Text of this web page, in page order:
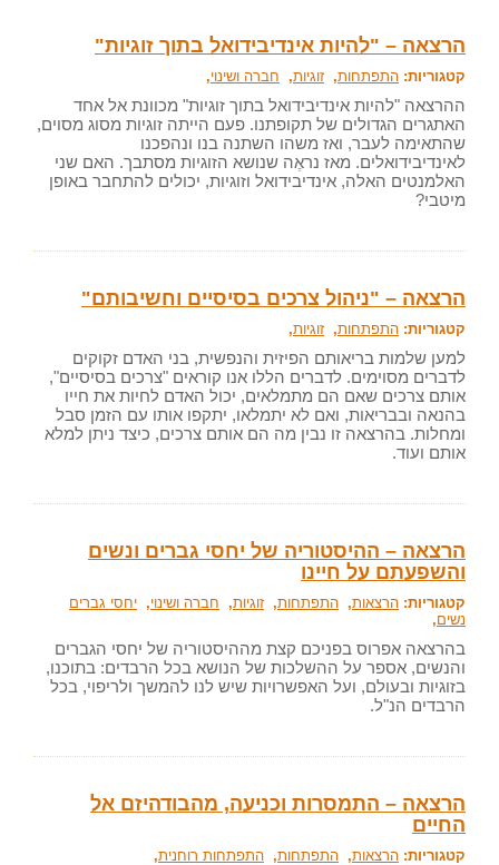
הרצאה – "להיות אינדיבידואל בתוך זוגיות"
קטגוריות: התפתחות, זוגיות, חברה ושינוי,
ההרצאה "להיות אינדיבידואל בתוך זוגיות" מכוונת אל אחד
האתגרים הגדולים של תקופתנו. פעם הייתה זוגיות מסוג מסוים,
שהתאימה לעבר, ואז משהו השתנה בנו ונהפכנו
לאינדיבידואלים. מאז נראֶה שנושא הזוגיות מסתבך. האם שני
האלמנטים האלה, אינדיבידואל וזוגיות, יכולים להתחבר באופן
מיטבי?
הרצאה – "ניהול צרכים בסיסיים וחשיבותם"
קטגוריות: התפתחות, זוגיות,
למען שלמות בריאותם הפיזית והנפשית, בני האדם זקוקים
לדברים מסוימים. לדברים הללו אנו קוראים "צרכים בסיסיים",
אותם צרכים שאם הם מתמלאים, יכול האדם לחיות את חייו
בהנאה ובבריאות, ואם לא יתמלאו, יתקפו אותו עם הזמן סבל
ומחלות. בהרצאה זו נבין מה הם אותם צרכים, כיצד ניתן למלא
אותם ועוד.
הרצאה – ההיסטוריה של יחסי גברים ונשים
והשפעתם על חיינו
קטגוריות: הרצאות, התפתחות, זוגיות, חברה ושינוי, יחסי גברים
נשים,
בהרצאה אפרוס בפניכם קצת מההיסטוריה של יחסי הגברים
והנשים, אספר על ההשלכות של הנושא בכל הרבדים: בתוכנו,
בזוגיות ובעולם, ועל האפשרויות שיש לנו להמשך ולריפוי, בכל
הרבדים הנ"ל.
הרצאה – התמסרות וכניעה, מהבודהיזם אל
החיים
קטגוריות: הרצאות, התפתחות, התפתחות רוחנית,